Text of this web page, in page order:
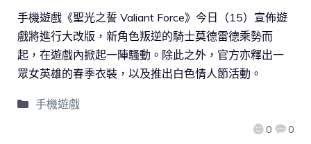
0 0
手機遊戲《聖光之誓 Valiant Force》今日（15）宣佈遊
戲將進行大改版，新角色叛逆的騎士莫德雷德乘勢而
起，在遊戲內掀起一陣騷動。除此之外，官方亦釋出一
眾女英雄的春季衣裝，以及推出白色情人節活動。
手機遊戲